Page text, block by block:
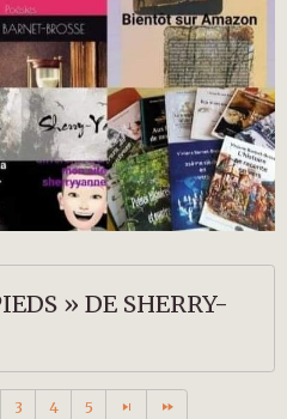
» DE SHERRY-
3 4 5